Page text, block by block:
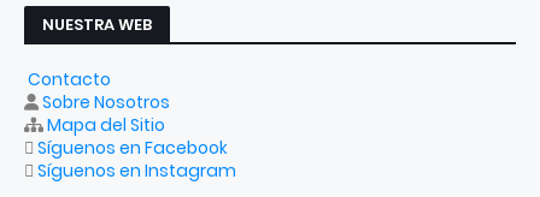
NUESTRA WEB
Contacto
Sobre Nosotros
Mapa del Sitio
Síguenos en Facebook
Síguenos en Instagram